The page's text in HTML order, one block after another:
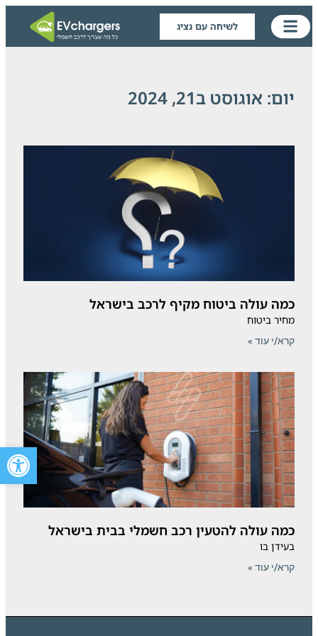
פתח
לשיחה עם נציג
יום: אוגוסט ב21, 2024
כמה עולה ביטוח מקיף לרכב בישראל
מחיר ביטוח
קרא/י עוד »
כמה עולה להטעין רכב חשמלי בבית בישראל
בעידן בו
קרא/י עוד »